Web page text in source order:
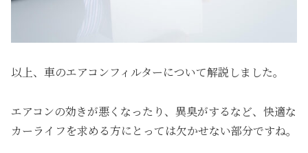
以上、車のエアコンフィルターについて解説しました。
エアコンの効きが悪くなったり、異臭がするなど、快適な
カーライフを求める方にとっては欠かせない部分ですね。